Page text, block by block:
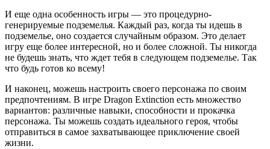
И еще одна особенность игры — это процедурно-
генерируемые подземелья. Каждый раз, когда ты идешь в
подземелье, оно создается случайным образом. Это делает
игру еще более интересной, но и более сложной. Ты никогда
не будешь знать, что ждет тебя в следующем подземелье. Так
что будь готов ко всему!
И наконец, можешь настроить своего персонажа по своим
предпочтениям. В игре Dragon Extinction есть множество
вариантов: различные навыки, способности и прокачка
персонажа. Ты можешь создать идеального героя, чтобы
отправиться в самое захватывающее приключение своей
жизни.